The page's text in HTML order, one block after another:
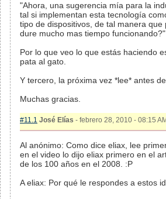
"Ahora, una sugerencia mía para la
tal si implementan esta tecnología
tipo de dispositivos, de tal manera
dure mucho mas tiempo funcionando?"
Por lo que veo lo que estás haciendo
pata al gato.
Y tercero, la próxima vez *lee* antes
Muchas gracias.
#11.1 José Elías - febrero 28, 2010 - 08:15
Al anónimo: Como dice eliax, lee
en el video lo dijo eliax primero en el
de los 100 años en el 2008. :P
A eliax: Por qué le respondes a estos